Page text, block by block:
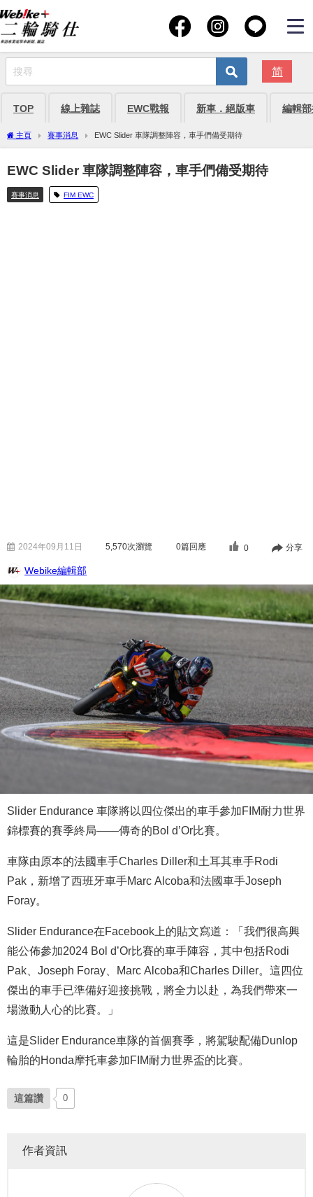
简
TOP 線上雜誌 EWC戰報 新車．絕版車 編輯
主頁 賽事消息 EWC Slider 車隊調整陣容，車手們備受期待
EWC Slider 車隊調整陣容，車手們備受期待
賽事消息 FIM EWC
2024年09月11日 5,570次瀏覽 0篇回應 0 分享
Webike編輯部
Slider Endurance 車隊將以四位傑出的車手參加FIM耐力世界
錦標賽的賽季終局——傳奇的Bol d’Or比賽。
車隊由原本的法國車手Charles Diller和土耳其車手Rodi
Pak，新增了西班牙車手Marc Alcoba和法國車手Joseph
Foray。
Slider Endurance在Facebook上的貼文寫道：「我們很高興
能公佈參加2024 Bol d’Or比賽的車手陣容，其中包括Rodi
Pak、Joseph Foray、Marc Alcoba和Charles Diller。這四位
傑出的車手已準備好迎接挑戰，將全力以赴，為我們帶來一
場激動人心的比賽。」
這是Slider Endurance車隊的首個賽季，將駕駛配備Dunlop
輪胎的Honda摩托車參加FIM耐力世界盃的比賽。
這篇讚 0
作者資訊